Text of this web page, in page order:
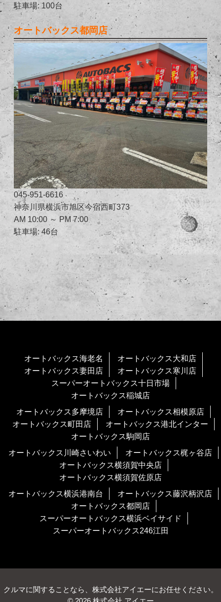
駐車場: 100台
オートバックス都岡店
045-951-6616
神奈川県横浜市旭区今宿西町373
AM 10:00 ～ PM 7:00
駐車場: 46台
オートバックス海老名
オートバックス大和店
オートバックス妻田店
オートバックス寒川店
スーパーオートバックス十日市場
オートバックス稲城店
オートバックス多摩境店
オートバックス相模原店
オートバックス町田店
オートバックス港北インター
オートバックス駒岡店
オートバックス川崎さいわい
オートバックス梶ヶ谷店
オートバックス横須賀中央店
オートバックス横須賀佐原店
オートバックス横浜港南台
オートバックス藤沢柄沢店
オートバックス都岡店
スーパーオートバックス横浜ベイサイド
スーパーオートバックス246江田
クルマに関することなら、株式会社アイエーにお任せください。